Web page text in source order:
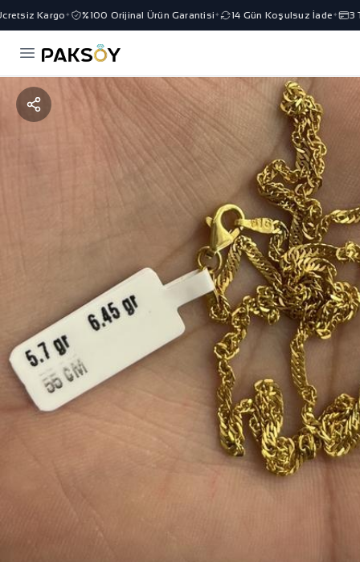
Kargo✦ %100 Orijinal Ürün Garantisi✦ 14 Gün Koşulsuz İade ✦ 3